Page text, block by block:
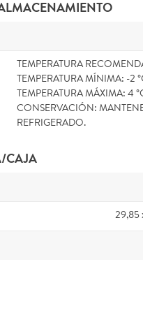
TEMPERATURA
TEMPERATURA MÍNIMA: -2
TEMPERATURA MÁXIMA: 4
CONSERVACIÓN:
REFRIGERADO.
CAJA
29,85